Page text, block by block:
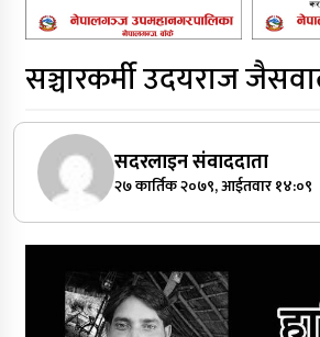
सञ्चारकर्मी उदयराज
सदरलाइन संवाददाता
२७ कार्तिक २०७९, आईतवार १४:०९